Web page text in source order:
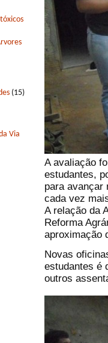
(15)
Via
A avaliação
estudantes,
para avançar
cada vez
A relação da
Reforma
aproximação
Novas
estudantes é
outros